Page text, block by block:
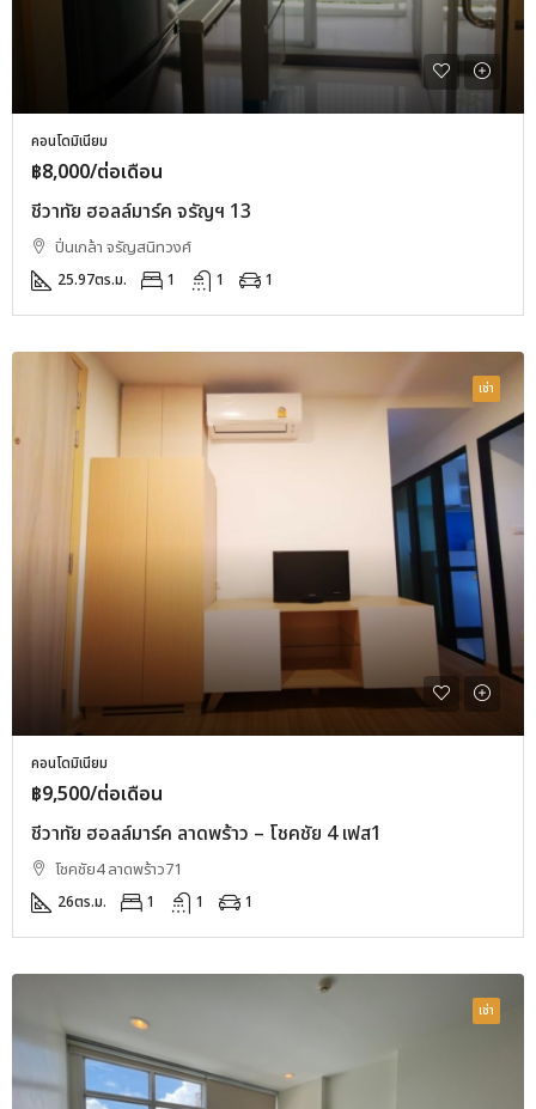
คอนโดมิเนียม
฿8,000/ต่อเดือน
ชีวาทัย ฮอลล์มาร์ค จรัญฯ 13
ปิ่นเกล้า จรัญสนิทวงศ์
25.97ตร.ม. 1 1 1
เช่า
คอนโดมิเนียม
฿9,500/ต่อเดือน
ชีวาทัย ฮอลล์มาร์ค ลาดพร้าว – โชคชัย 4 เฟส1
โชคชัย4 ลาดพร้าว71
26ตร.ม. 1 1 1
เช่า